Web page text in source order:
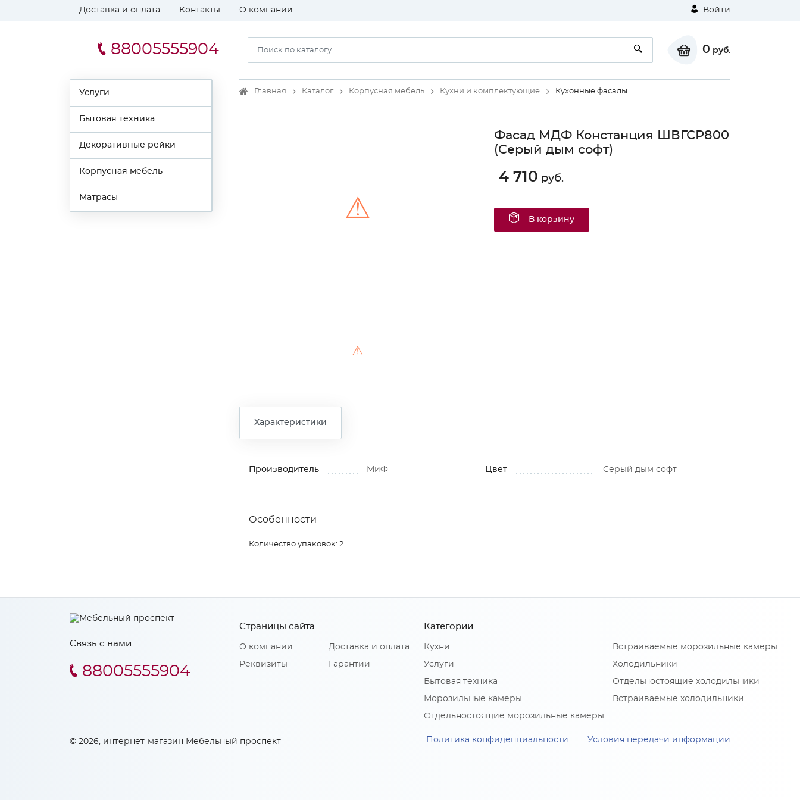
Доставка и оплата Контакты О компании Войти
88005555904 0 руб.
Услуги
Бытовая техника
Декоративные рейки
Корпусная мебель
Матрасы
Главная Каталог Корпусная мебель Кухни и комплектующие Кухонные фасады
⚠
⚠
Фасад МДФ Констанция ШВГСР800
(Серый дым софт)
4 710 руб.
В корзину
Характеристики
Производитель МиФ Цвет Серый дым софт
Особенности
Количество упаковок: 2
Связь с нами
88005555904
Страницы сайта
О компании
Реквизиты
Доставка и оплата
Гарантии
Категории
Кухни
Услуги
Бытовая техника
Морозильные камеры
Отдельностоящие морозильные камеры
Встраиваемые морозильные камеры
Холодильники
Отдельностоящие холодильники
Встраиваемые холодильники
© 2026, интернет-магазин Мебельный проспект Политика конфиденциальности Условия передачи информации